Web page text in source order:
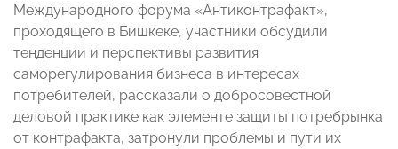
Международного форума «Антиконтрафакт»,
проходящего в Бишкеке, участники обсудили
тенденции и перспективы развития
саморегулирования бизнеса в интересах
потребителей, рассказали о добросовестной
деловой практике как элементе защиты потребрынка
от контрафакта, затронули проблемы и пути их